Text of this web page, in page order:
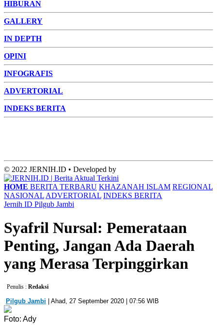
HIBURAN
GALLERY
IN DEPTH
OPINI
INFOGRAFIS
ADVERTORIAL
INDEKS BERITA
© 2022 JERNIH.ID • Developed by
HOME BERITA TERBARU KHAZANAH ISLAM REGIONAL
NASIONAL ADVERTORIAL INDEKS BERITA
Jernih ID Pilgub Jambi
Syafril Nursal: Pemerataan
Penting, Jangan Ada Daerah
yang Merasa Terpinggirkan
Penulis : Redaksi
Pilgub Jambi | Ahad, 27 September 2020 | 07:56 WIB
Foto: Ady